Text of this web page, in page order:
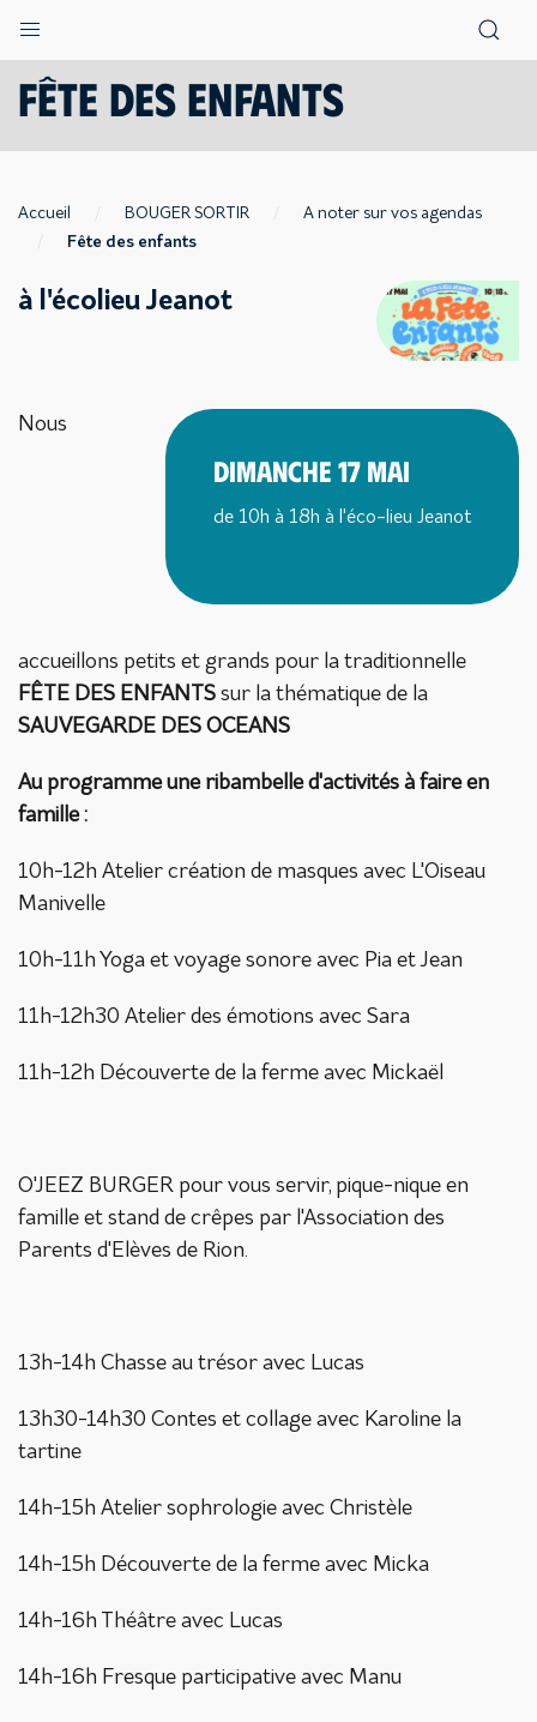
Fête des enfants
Accueil BOUGER SORTIR
A noter sur vos agendas
Fête des enfants
à l'écolieu Jeanot
Dimanche 17 mai
de 10h à 18h à l'éco-lieu Jeanot
Nous
accueillons petits et grands pour la traditionnelle
FÊTE DES ENFANTS sur la thématique de la
SAUVEGARDE DES OCEANS
Au programme une ribambelle d'activités à faire en
famille :
10h-12h Atelier création de masques avec L'Oiseau
Manivelle
10h-11h Yoga et voyage sonore avec Pia et Jean
11h-12h30 Atelier des émotions avec Sara
11h-12h Découverte de la ferme avec Mickaël
O'JEEZ BURGER pour vous servir, pique-nique en
famille et stand de crêpes par l'Association des
Parents d'Elèves de Rion.
13h-14h Chasse au trésor avec Lucas
13h30-14h30 Contes et collage avec Karoline la
tartine
14h-15h Atelier sophrologie avec Christèle
14h-15h Découverte de la ferme avec Micka
14h-16h Théâtre avec Lucas
14h-16h Fresque participative avec Manu